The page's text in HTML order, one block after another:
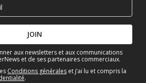
JOIN
aux newsletters et aux communications
et de ses partenaires commerciaux.
Conditions générales et j’ai lu et compris la
.